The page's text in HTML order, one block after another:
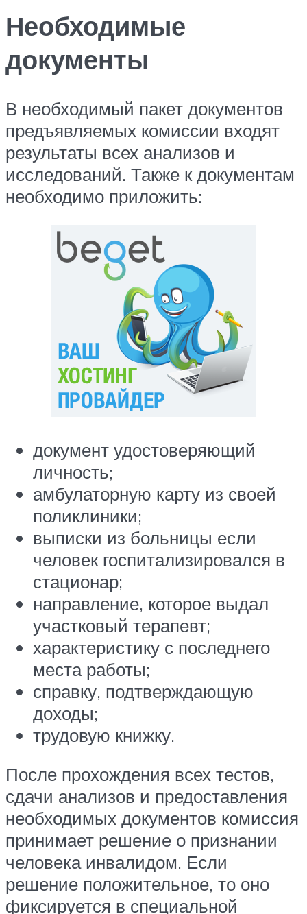
Необходимые
документы
В необходимый пакет документов
предъявляемых комиссии входят
результаты всех анализов и
исследований. Также к документам
необходимо приложить:
документ удостоверяющий
личность;
амбулаторную карту из своей
поликлиники;
выписки из больницы если
человек госпитализировался в
стационар;
направление, которое выдал
участковый терапевт;
характеристику с последнего
места работы;
справку, подтверждающую
доходы;
трудовую книжку.
После прохождения всех тестов,
сдачи анализов и предоставления
необходимых документов комиссия
принимает решение о признании
человека инвалидом. Если
решение положительное, то оно
фиксируется в специальной